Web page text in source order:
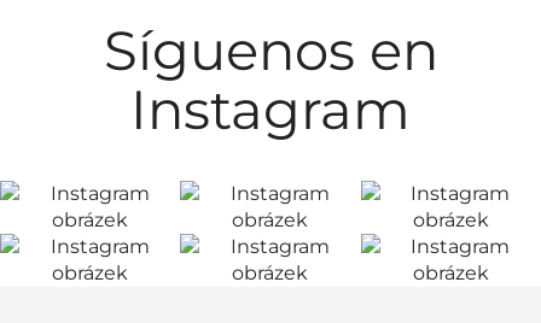
Síguenos en
Instagram